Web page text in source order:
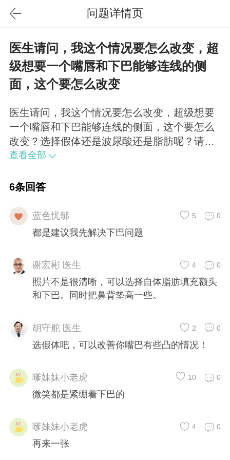
问题详情页
医生请问，我这个情况要怎么改变，超
级想要一个嘴唇和下巴能够连线的侧
面，这个要怎么改变
医生请问，我这个情况要怎么改变，超级想要
一个嘴唇和下巴能够连线的侧面，这个要怎么
改变？选择假体还是波尿酸还是脂肪呢？请问
术后多久能恢复？我的牙齿有点龅，可以通过
查看全部
6条回答
蓝色忧郁 0
5
都是建议我先解决下巴问题
谢宏彬 医生 0
4
照片不是很清晰，可以选择自体脂肪填充额头
和下巴。同时把鼻背垫高一些。
胡守舵 医生 0
2
选假体吧，可以改善你嘴巴有些凸的情况！
嗲妹妹小老虎 0
10
微笑都是紧绷着下巴的
嗲妹妹小老虎 0
4
再来一张